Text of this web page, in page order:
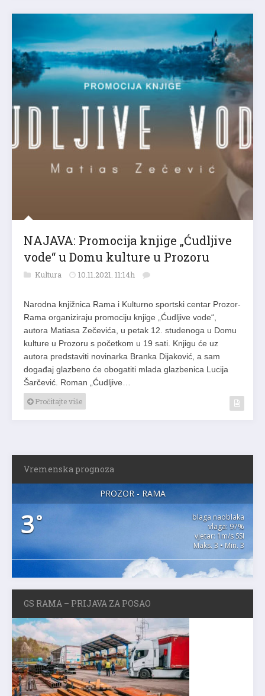
NAJAVA: Promocija knjige „Ćudljive
vode“ u Domu kulture u Prozoru
Kultura 10.11.2021. 11:14h
Narodna knjižnica Rama i Kulturno sportski centar Prozor-
Rama organiziraju promociju knjige „Ćudljive vode“,
autora Matiasa Zečevića, u petak 12. studenoga u Domu
kulture u Prozoru s početkom u 19 sati. Knjigu će uz
autora predstaviti novinarka Branka Dijaković, a sam
događaj glazbeno će obogatiti mlada glazbenica Lucija
Šarčević. Roman „Ćudljive…
Pročitajte više
Vremenska prognoza
PROZOR - RAMA
3°
blaga naoblaka
vlaga: 97%
vjetar: 1m/s SSI
Maks. 3 • Min. 3
GS RAMA – PRIJAVA ZA POSAO